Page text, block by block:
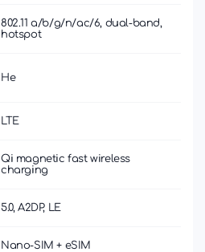
802.11 a/b/g/n/ac/6, dual-band,
hotspot
Не
LTE
Qi magnetic fast wireless
charging
5.0, A2DP, LE
Nano-SIM + eSIM